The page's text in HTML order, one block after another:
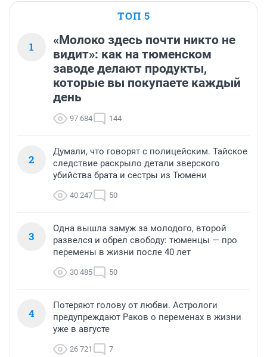
ТОП 5
1
«Молоко здесь почти никто не
видит»: как на тюменском
заводе делают продукты,
которые вы покупаете каждый
день
97 684 144
2
Думали, что говорят с полицейским. Тайское
следствие раскрыло детали зверского
убийства брата и сестры из Тюмени
40 247 50
3
Одна вышла замуж за молодого, второй
развелся и обрел свободу: тюменцы — про
перемены в жизни после 40 лет
30 485 50
4
Потеряют голову от любви. Астрологи
предупреждают Раков о переменах в жизни
уже в августе
26 721 7